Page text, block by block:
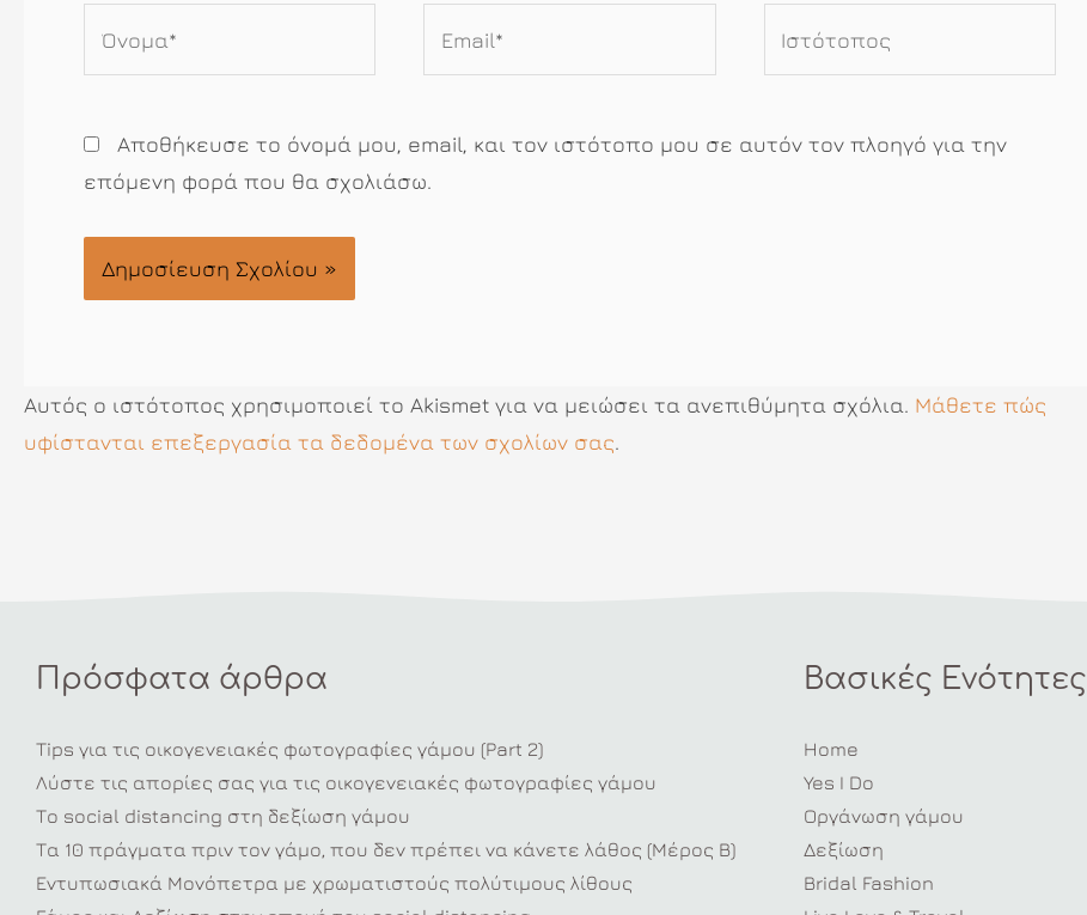
Αποθήκευσε το όνομά μου, email, και τον ιστότοπο μου σε αυτόν τον πλοηγό για την
επόμενη φορά που θα σχολιάσω.
Αυτός ο ιστότοπος χρησιμοποιεί το Akismet για να μειώσει τα ανεπιθύμητα σχόλια. Μάθετε πώς
υφίστανται επεξεργασία τα δεδομένα των σχολίων σας.
Πρόσφατα άρθρα
Tips για τις οικογενειακές φωτογραφίες γάμου (Part 2)
Λύστε τις απορίες σας για τις οικογενειακές φωτογραφίες γάμου
Το social distancing στη δεξίωση γάμου
Τα 10 πράγματα πριν τον γάμο, που δεν πρέπει να κάνετε λάθος (Μέρος Β)
Εντυπωσιακά Μονόπετρα με χρωματιστούς πολύτιμους λίθους
Βασικές Ενότητες
Home
Yes I Do
Οργάνωση γάμου
Δεξίωση
Bridal Fashion